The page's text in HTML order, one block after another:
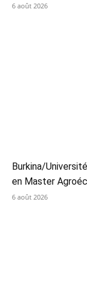
6 août 2026
Burkina/
en Master
6 août 2026